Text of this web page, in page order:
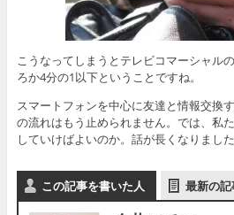
こうなってしまうとテレビコマーシャル
ろか4分の1以下ということですね。
スマートフォンを中心に友達と情報交換
の流れはもう止められません。では、私
していけばよいのか。話が長くなりまし
この記事を書いた人 最新の記